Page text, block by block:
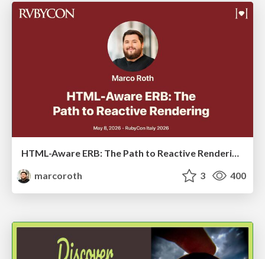
HTML-Aware ERB: The Path to Reactive Rendering @ RubyCon 2026, Rimini, Italy
marcoroth
3 400